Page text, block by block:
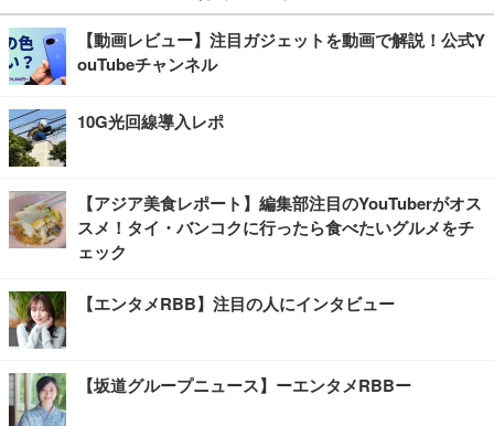
【動画レビュー】注目ガジェットを動画で解説！公式Y
ouTubeチャンネル
10G光回線導入レポ
【アジア美食レポート】編集部注目のYouTuberがオス
スメ！タイ・バンコクに行ったら食べたいグルメをチ
ェック
【エンタメRBB】注目の人にインタビュー
【坂道グループニュース】ーエンタメRBBー